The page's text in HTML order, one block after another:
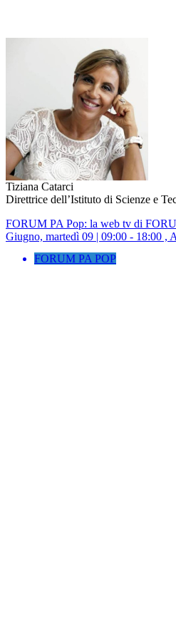
Tiziana Catarci
Direttrice dell’Istituto di Scienze e
FORUM PA Pop: la web tv di
Giugno, martedì 09 | 09:00 - 18:00
FORUM PA POP